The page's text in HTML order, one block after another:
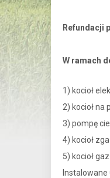
Refundacji
W ramach
1) kocioł
2) kocioł
3) pompę
4) kocioł
5) kocioł